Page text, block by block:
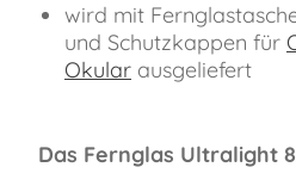
wird mit
und Schutzkappen für
Okular ausgeliefert
Das Fernglas Ultralight